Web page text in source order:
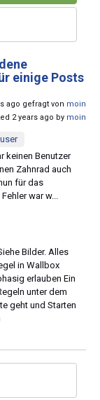
einige Posts
ago gefragt von moin
2 years ago by moin
user
keinen Benutzer
Zahnrad auch
für das
war w...
Bilder. Alles
in Wallbox
erlauben Ein
unter dem
geht und Starten